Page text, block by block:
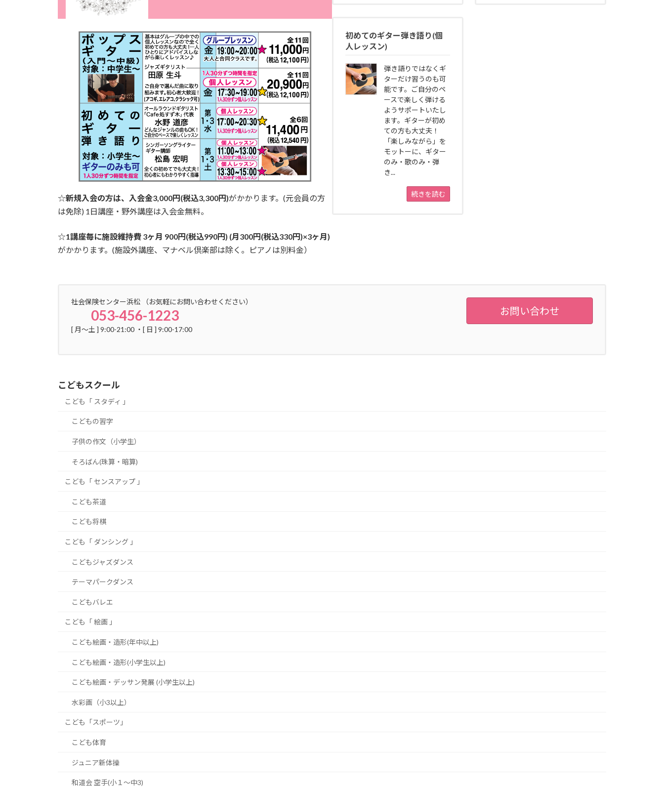
ン
ク
ン
ク
☆新規入会の方は、入会金3,000円(税込3,300円)がかかります。(元会員の方
は免除) 1日講座・野外講座は入会金無料。
☆1講座毎に施設維持費 3ヶ月 900円(税込990円) (月300円(税込330円)×3ヶ月)
がかかります。(施設外講座、マナベル倶楽部は除く。ピアノは別料金）
初めてのギター弾き語り(個
人レッスン)
弾き語りではなくギ
ターだけ習うのも可
能です。ご自分のペ
ースで楽しく弾ける
ようサポートいたし
ます。ギターが初め
ての方も大丈夫！
「楽しみながら」を
モットーに、ギター
のみ・歌のみ・弾
き...
続きを読む
社会保険センター浜松 （お気軽にお問い合わせください）
053-456-1223
[ 月〜土 ] 9:00-21:00 ・[ 日 ] 9:00-17:00
お問い合わせ
こどもスクール
こども「 スタディ 」
こどもの習字
子供の作文（小学生）
そろばん(珠算・暗算)
こども「 センスアップ 」
こども茶道
こども将棋
こども「 ダンシング 」
こどもジャズダンス
テーマパークダンス
こどもバレエ
こども「 絵画 」
こども絵画・造形(年中以上)
こども絵画・造形(小学生以上)
こども絵画・デッサン発展 (小学生以上)
水彩画（小3以上）
こども「スポーツ」
こども体育
ジュニア新体操
和道会 空手(小１～中3)